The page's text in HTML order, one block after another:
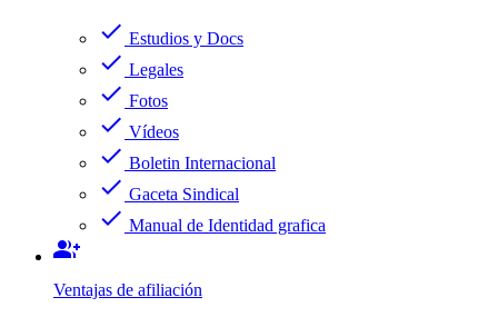
check Estudios y Docs
check Legales
check Fotos
check Vídeos
check Boletin Internacional
check Gaceta Sindical
check Manual de Identidad grafica
group_add
Ventajas de afiliación